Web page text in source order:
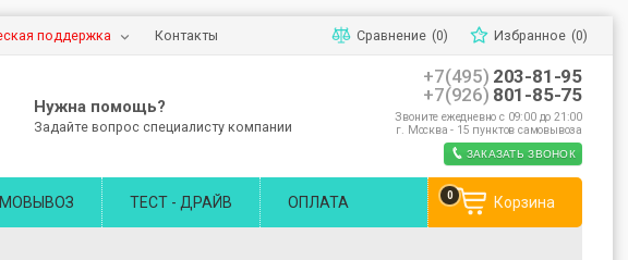
поддержка Контакты Сравнение (0) Избранное (0)
Нужна помощь?
Задайте вопрос специалисту компании
+7(495) 203-81-95
+7(926) 801-85-75
Звоните ежедневно с 09:00 до 21:00
г. Москва - 15 пунктов самовывоза
ЗАКАЗАТЬ ЗВОНОК
ТЕСТ - ДРАЙВ ОПЛАТА Корзина
0